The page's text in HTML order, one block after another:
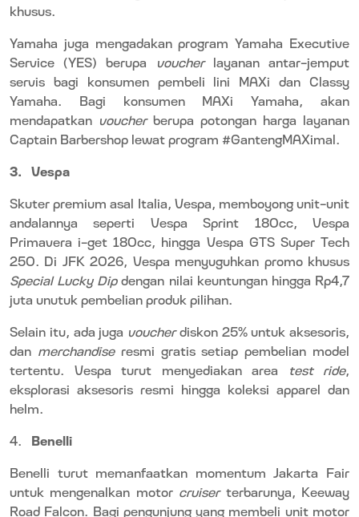
khusus.
Yamaha juga mengadakan program Yamaha Executive
Service (YES) berupa
voucherlayanan antar-jemput
servis bagi konsumen pembeli lini MAXi dan Classy
Yamaha. Bagi konsumen MAXi Yamaha, akan
mendapatkan voucherberupa potongan harga layanan
Captain Barbershop lewat program #GantengMAXimal.
3.
Vespa
Skuter premium asal Italia, Vespa, memboyong unit-unit
andalannya seperti Vespa Sprint 180cc, Vespa
Primavera i-get 180cc, hingga Vespa GTS Super Tech
250. Di JFK 2026, Vespa menyuguhkan promo khusus
Special Lucky Dipdengan nilai keuntungan hingga Rp4,7
juta unutuk pembelian produk pilihan.
Selain itu, ada juga voucherdiskon 25% untuk aksesoris,
dan merchandiseresmi gratis setiap pembelian model
tertentu. Vespa turut menyediakan area
test ride,
eksplorasi aksesoris resmi hingga koleksi apparel dan
helm.
4.
Benelli
Benelli turut memanfaatkan momentum Jakarta Fair
untuk mengenalkan motor cruiserterbarunya, Keeway
Road Falcon. Bagi pengunjung yang membeli unit motor